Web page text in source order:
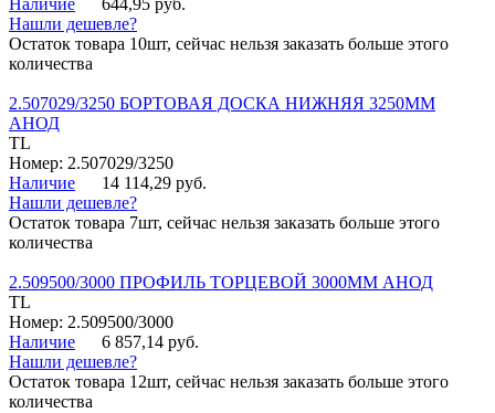
Наличие
644,95 руб.
Нашли дешевле?
Остаток товара 10шт, сейчас нельзя заказать больше этого
количества
2.507029/3250 БОРТОВАЯ ДОСКА НИЖНЯЯ 3250ММ
АНОД
TL
Номер: 2.507029/3250
Наличие
14 114,29 руб.
Нашли дешевле?
Остаток товара 7шт, сейчас нельзя заказать больше этого
количества
2.509500/3000 ПРОФИЛЬ ТОРЦЕВОЙ 3000ММ АНОД
TL
Номер: 2.509500/3000
Наличие
6 857,14 руб.
Нашли дешевле?
Остаток товара 12шт, сейчас нельзя заказать больше этого
количества